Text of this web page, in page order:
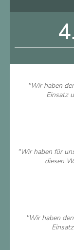
"Wir haben
Einsatz
"Wir haben für
diesen
"Wir haben